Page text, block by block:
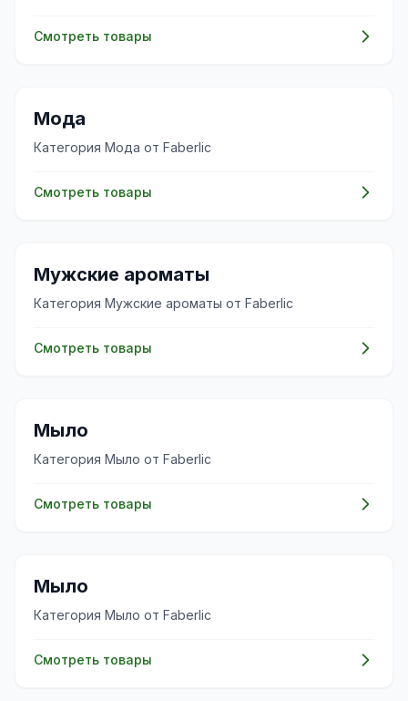
Смотреть товары
👗
Мода
Категория Мода от Faberlic
Смотреть товары
✨
Мужские ароматы
Категория Мужские ароматы от Faberlic
Смотреть товары
✨
Мыло
Категория Мыло от Faberlic
Смотреть товары
✨
Мыло
Категория Мыло от Faberlic
Смотреть товары